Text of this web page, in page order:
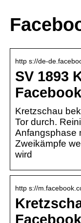
http s://de-
SV 1893
Facebook
Kretzschau
Tor durch.
Anfangsphase
Zweikämpfe
wird
http s://
Facebook